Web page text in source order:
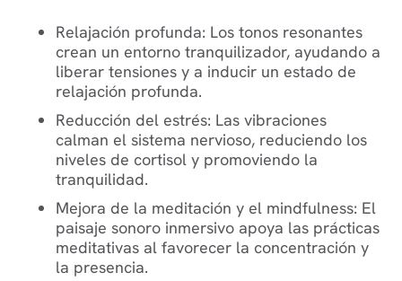
Relajación profunda: Los tonos resonantes
crean un entorno tranquilizador, ayudando a
liberar tensiones y a inducir un estado de
relajación profunda.
Reducción del estrés: Las vibraciones
calman el sistema nervioso, reduciendo los
niveles de cortisol y promoviendo la
tranquilidad.
Mejora de la meditación y el mindfulness: El
paisaje sonoro inmersivo apoya las prácticas
meditativas al favorecer la concentración y
la presencia.